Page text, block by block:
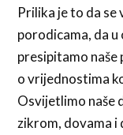
Prilika je to da se
porodicama, da u
presipitamo
o vrijednostima
Osvijetlimo naše
zikrom, dovama i